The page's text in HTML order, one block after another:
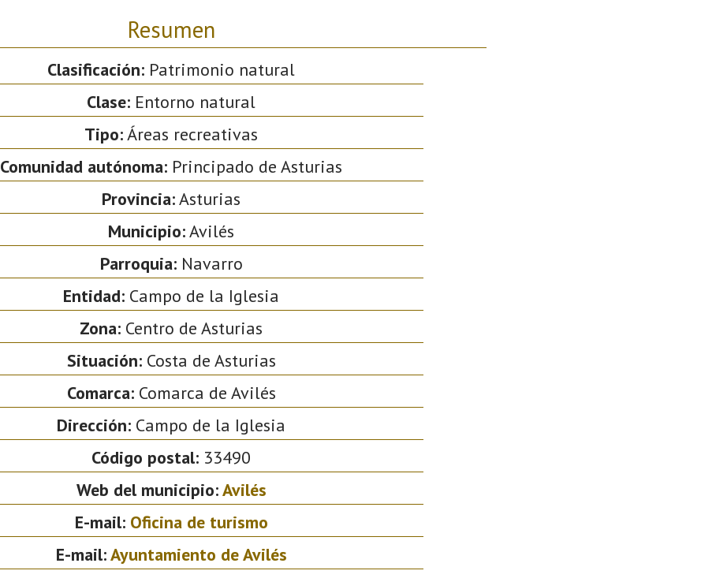
Resumen
Clasificación: Patrimonio natural
Clase: Entorno natural
Tipo:Áreas recreativas
Comunidad autónoma: Principado de Asturias
Provincia:Asturias
Municipio:Avilés
Parroquia:Navarro
Entidad: Campo de la Iglesia
Zona: Centro de Asturias
Situación:Costa de Asturias
Comarca:Comarca de Avilés
Dirección: Campo de la Iglesia
Código postal: 33490
Web del municipio:Avilés
E-mail: Oficina de turismo
E-mail:Ayuntamiento de Avilés